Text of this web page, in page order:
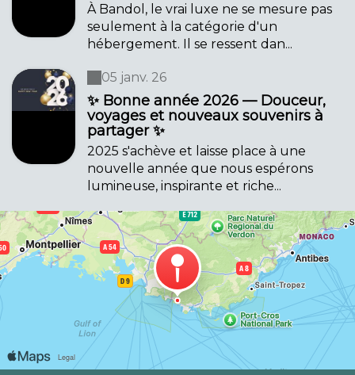
À Bandol, le vrai luxe ne se mesure pas
seulement à la catégorie d'un
hébergement. Il se ressent dan...
05 janv. 26
✨ Bonne année 2026 — Douceur,
voyages et nouveaux souvenirs à
partager ✨
2025 s'achève et laisse place à une
nouvelle année que nous espérons
lumineuse, inspirante et riche...